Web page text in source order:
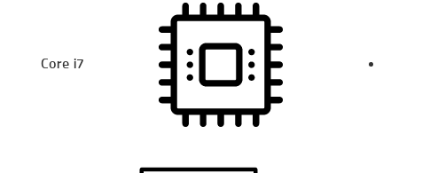
Core i7